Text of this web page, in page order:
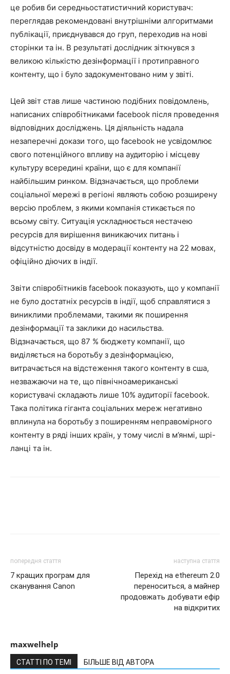
це робив би середньостатистичний користувач:
переглядав рекомендовані внутрішніми алгоритмами
публікації, приєднувався до груп, переходив на нові
сторінки та ін. В результаті дослідник зіткнувся з
великою кількістю дезінформації і протиправного
контенту, що і було задокументовано ним у звіті.
Цей звіт став лише частиною подібних повідомлень,
написаних співробітниками facebook після проведення
відповідних досліджень. Ця діяльність надала
незаперечні докази того, що facebook не усвідомлює
свого потенційного впливу на аудиторію і місцеву
культуру всередині країни, що є для компанії
найбільшим ринком. Відзначається, що проблеми
соціальної мережі в регіоні являють собою розширену
версію проблем, з якими компанія стикається по
всьому світу. Ситуація ускладнюється нестачею
ресурсів для вирішення виникаючих питань і
відсутністю досвіду в модерації контенту на 22 мовах,
офіційно діючих в індії.
Звіти співробітників facebook показують, що у компанії
не було достатніх ресурсів в індії, щоб справлятися з
виниклими проблемами, такими як поширення
дезінформації та заклики до насильства.
Відзначається, що 87 % бюджету компанії, що
виділяється на боротьбу з дезінформацією,
витрачається на відстеження такого контенту в сша,
незважаючи на те, що північноамериканські
користувачі складають лише 10% аудиторії facebook.
Така політика гіганта соціальних мереж негативно
вплинула на боротьбу з поширенням неправомірного
контенту в ряді інших країн, у тому числі в м’янмі, шрі-
ланці та ін.
попередня стаття
7 кращих програм для
сканування Canon
наступна стаття
Перехід на ethereum 2.0
переноситься, а майнер
продовжать добувати ефір
на відкритих
maxwelhelp
СТАТТІ ПО ТЕМІ БІЛЬШЕ ВІД АВТОРА